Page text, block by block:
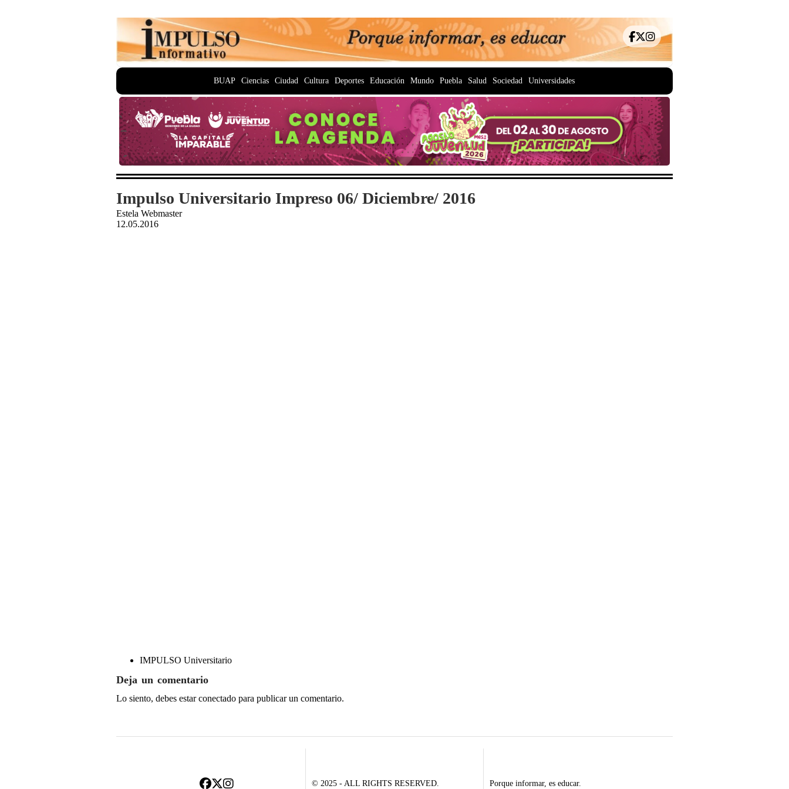
BUAP Ciencias Ciudad Cultura Deportes Educación Mundo Puebla Salud Sociedad Universidades
Impulso Universitario Impreso 06/ Diciembre/ 2016
Estela Webmaster
12.05.2016
IMPULSO Universitario
Deja un comentario
Lo siento, debes estarconectado para publicar un comentario.
© 2025 - ALL RIGHTS RESERVED. Porque informar, es educar.